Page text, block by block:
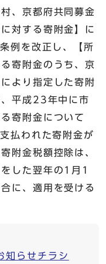
、京都府共同募金
対する寄附金】に
例を改正し、【所
寄附金のうち、京
より指定した寄附
平成23年中に市
寄附金について
払われた寄附金が
附金税額控除は、
した翌年の1月1
に、適用を受ける
知らせチラシ